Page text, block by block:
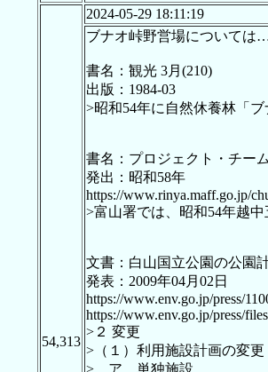
54,313
2024-05-29 18:11:19
ブナオ峠野営場について
書名：観光 3月(210)
出版：1984-03
>昭和54年に自然休養林「
書名：プロジェクト・チー
発出：昭和58年
https://www.rinya.maff.go.jp/
>富山署では、昭和54年越
文書：白山国立公園の公園
発表：2009年04月02日
https://www.env.go.jp/press/
https://www.env.go.jp/press/
>２ 変更
>（１）利用施設計画の変更